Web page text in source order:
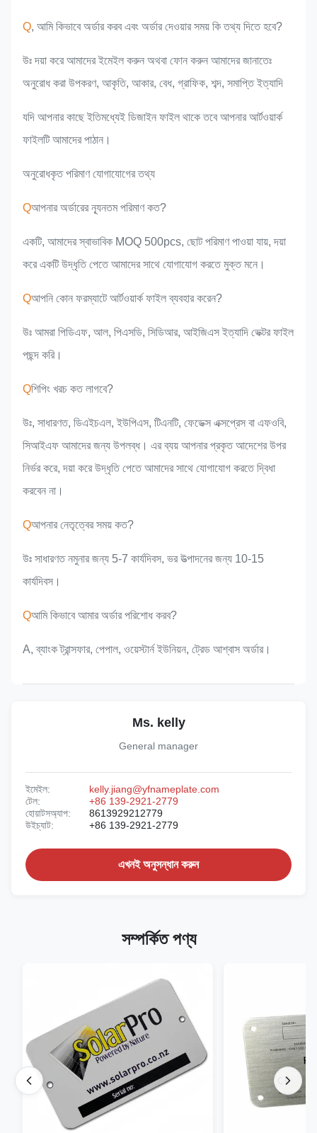
Q, আমি কিভাবে অর্ডার করব এবং অর্ডার দেওয়ার সময় কি তথ্য দিতে হবে?
উঃ দয়া করে আমাদের ইমেইল করুন অথবা ফোন করুন আমাদের জানাতেঃ
অনুরোধ করা উপকরণ, আকৃতি, আকার, বেধ, গ্রাফিক, শব্দ, সমাপ্তি ইত্যাদি
যদি আপনার কাছে ইতিমধ্যেই ডিজাইন ফাইল থাকে তবে আপনার আর্টওয়ার্ক
ফাইলটি আমাদের পাঠান।
অনুরোধকৃত পরিমাণ যোগাযোগের তথ্য
Qআপনার অর্ডারের ন্যূনতম পরিমাণ কত?
একটি, আমাদের স্বাভাবিক MOQ 500pcs, ছোট পরিমাণ পাওয়া যায়, দয়া
করে একটি উদ্ধৃতি পেতে আমাদের সাথে যোগাযোগ করতে মুক্ত মনে।
Qআপনি কোন ফরম্যাটে আর্টওয়ার্ক ফাইল ব্যবহার করেন?
উঃ আমরা পিডিএফ, আল, পিএসডি, সিডিআর, আইজিএস ইত্যাদি ভেক্টর ফাইল
পছন্দ করি।
Qশিপিং খরচ কত লাগবে?
উঃ, সাধারণত, ডিএইচএল, ইউপিএস, টিএনটি, ফেডেক্স এক্সপ্রেস বা এফওবি,
সিআইএফ আমাদের জন্য উপলব্ধ। এর ব্যয় আপনার প্রকৃত আদেশের উপর
নির্ভর করে, দয়া করে উদ্ধৃতি পেতে আমাদের সাথে যোগাযোগ করতে দ্বিধা
করবেন না।
Qআপনার নেতৃত্বের সময় কত?
উঃ সাধারণত নমুনার জন্য 5-7 কার্যদিবস, ভর উত্পাদনের জন্য 10-15
কার্যদিবস।
Qআমি কিভাবে আমার অর্ডার পরিশোধ করব?
A, ব্যাংক ট্রান্সফার, পেপাল, ওয়েস্টার্ন ইউনিয়ন, ট্রেড আশ্বাস অর্ডার।
Ms. kelly
General manager
ইমেইল:
kelly.jiang@yfnameplate.com
টেল:
+86 139-2921-2779
হোয়াটসঅ্যাপ:
8613929212779
উইচ্যাট:
+86 139-2921-2779
এখনই অনুসন্ধান করুন
সম্পর্কিত পণ্য